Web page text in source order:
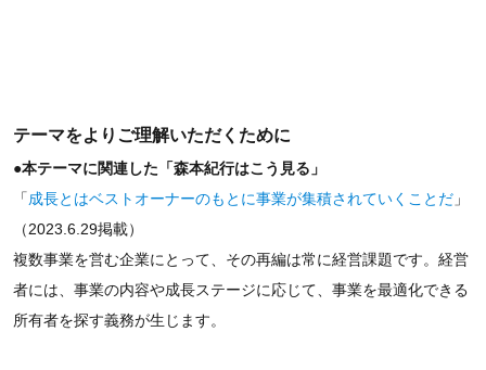
テーマをよりご理解いただくために
●本テーマに関連した「森本紀行はこう見る」
「成長とはベストオーナーのもとに事業が集積されていくことだ」
（2023.6.29掲載）
複数事業を営む企業にとって、その再編は常に経営課題です。経営
者には、事業の内容や成長ステージに応じて、事業を最適化できる
所有者を探す義務が生じます。